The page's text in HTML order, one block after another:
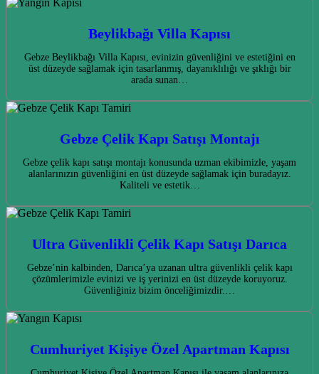
Beylikbağı Villa Kapısı
Gebze Beylikbağı Villa Kapısı, evinizin güvenliğini ve estetiğini en
üst düzeyde sağlamak için tasarlanmış, dayanıklılığı ve şıklığı bir
arada sunan…
Gebze Çelik Kapı Satışı Montajı
Gebze çelik kapı satışı montajı konusunda uzman ekibimizle, yaşam
alanlarınızın güvenliğini en üst düzeyde sağlamak için buradayız.
Kaliteli ve estetik…
Ultra Güvenlikli Çelik Kapı Satışı Darıca
Gebze’nin kalbinden, Darıca’ya uzanan ultra güvenlikli çelik kapı
çözümlerimizle evinizi ve iş yerinizi en üst düzeyde koruyoruz.
Güvenliğiniz bizim önceliğimizdir.…
Cumhuriyet Kişiye Özel Apartman Kapısı